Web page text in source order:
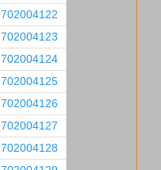
702004122
702004123
702004124
702004125
702004126
702004127
702004128